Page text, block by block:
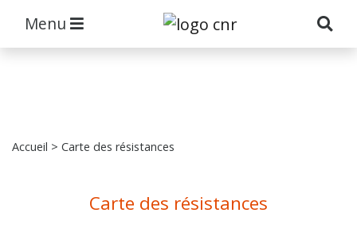
Menu
Accueil > Carte des résistances
Carte des résistances